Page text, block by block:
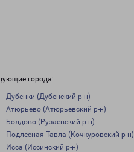
города:
Дубенки (Дубенский р-н)
Атюрьево (Атюрьевский р-н)
Болдово (Рузаевский р-н)
Подлесная Тавла (Кочкуровский р-н)
Исса (Иссинский р-н)